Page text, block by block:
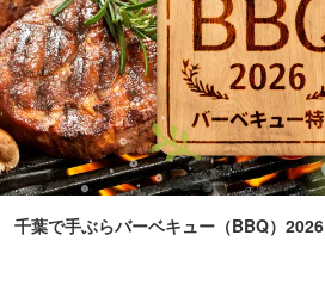
千葉で手ぶらバーベキュー（BBQ）2026